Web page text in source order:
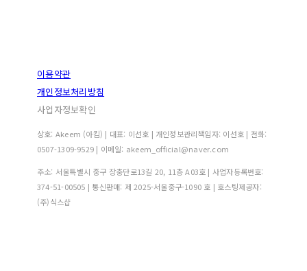
이용약관
개인정보처리방침
사업자정보확인
상호: Akeem (아킴) | 대표: 이선호 | 개인정보관리책임자: 이선호 | 전화:
0507-1309-9529 | 이메일: akeem_official@naver.com
주소: 서울특별시 중구 장충단로13길 20, 11층 A03호 | 사업자등록번호:
374-51-00505 | 통신판매: 제 2025-서울중구-1090 호 | 호스팅제공자:
(주)식스샵